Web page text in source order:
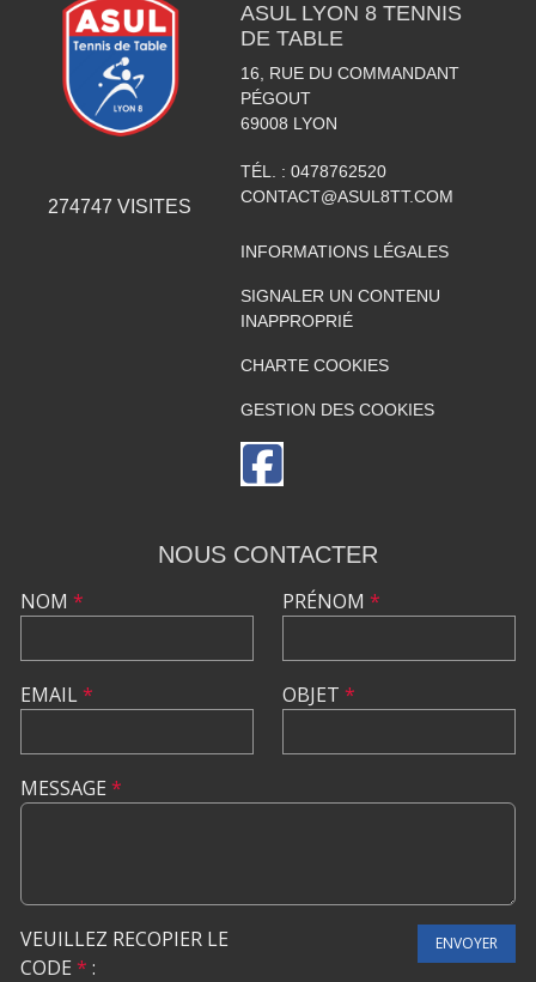
274747 VISITES
ASUL LYON 8 TENNIS
DE TABLE
16, RUE DU COMMANDANT
PÉGOUT
69008 LYON
TÉL. : 0478762520
CONTACT@ASUL8TT.COM
INFORMATIONS LÉGALES
SIGNALER UN CONTENU
INAPPROPRIÉ
CHARTE COOKIES
GESTION DES COOKIES
NOUS CONTACTER
NOM *
EMAIL*
PRÉNOM *
OBJET *
MESSAGE *
VEUILLEZ RECOPIER LE
CODE * :
ENVOYER